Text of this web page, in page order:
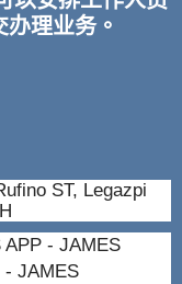
理业务。
ST, Legazpi
- JAMES
- JAMES